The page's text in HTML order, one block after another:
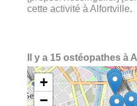
cette activité à Alfortville.
Il y a 15 ostéopathes à
+
−